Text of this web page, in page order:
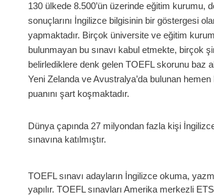
130 ülkede 8.500’ün üzerinde eğitim
sonuçlarını İngilizce bilgisinin bir göstergesi
yapmaktadır. Birçok üniversite ve eğitim
bulunmayan bu sınavı kabul etmekte, birçok
belirlediklere denk gelen TOEFL skorunu baz
Yeni Zelanda ve Avustralya’da bulunan
puanını şart koşmaktadır.
Dünya çapında 27 milyondan fazla kişi
sınavına katılmıştır.
TOEFL sınavı adayların İngilizce okuma,
yapılır. TOEFL sınavları Amerika merkezli